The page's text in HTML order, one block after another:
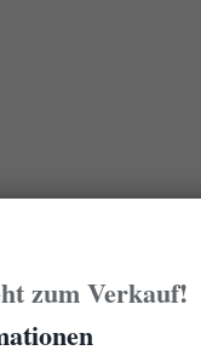
zum Verkauf!